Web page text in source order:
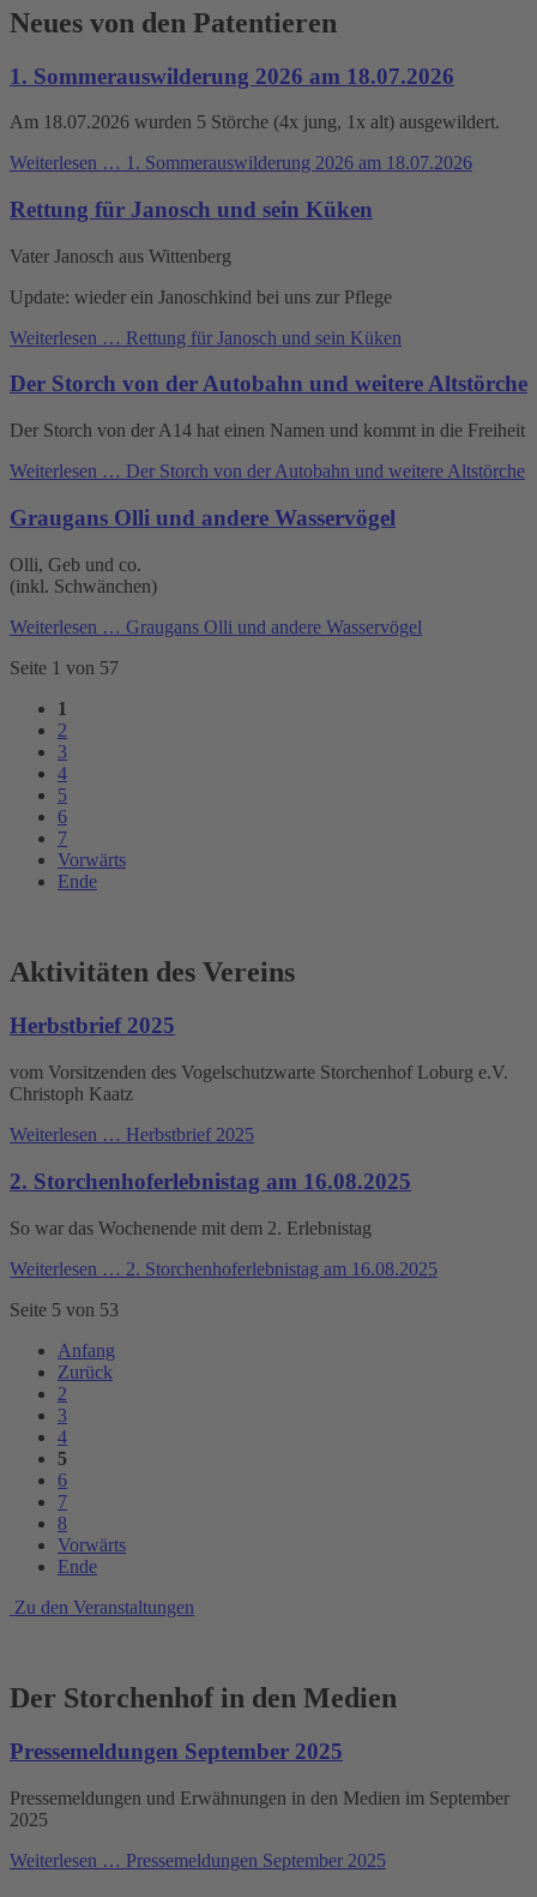
Neues von den Patentieren
1. Sommerauswilderung 2026 am 18.07.2026
Am 18.07.2026 wurden 5 Störche (4x jung, 1x alt) ausgewildert.
Weiterlesen … 1. Sommerauswilderung 2026 am 18.07.2026
Rettung für Janosch und sein Küken
Vater Janosch aus Wittenberg
Update: wieder ein Janoschkind bei uns zur Pflege
Weiterlesen … Rettung für Janosch und sein Küken
Der Storch von der Autobahn und weitere Altstörche
Der Storch von der A14 hat einen Namen und kommt in die Freiheit
Weiterlesen … Der Storch von der Autobahn und weitere Altstörche
Graugans Olli und andere Wasservögel
Olli, Geb und co.
(inkl. Schwänchen)
Weiterlesen … Graugans Olli und andere Wasservögel
Seite 1 von 57
1
2
3
4
5
6
7
Vorwärts
Ende
Aktivitäten des Vereins
Herbstbrief 2025
vom Vorsitzenden des Vogelschutzwarte Storchenhof Loburg e.V.
Christoph Kaatz
Weiterlesen … Herbstbrief 2025
2. Storchenhoferlebnistag am 16.08.2025
So war das Wochenende mit dem 2. Erlebnistag
Weiterlesen … 2. Storchenhoferlebnistag am 16.08.2025
Seite 5 von 53
Anfang
Zurück
2
3
4
5
6
7
8
Vorwärts
Ende
Zu den Veranstaltungen
Der Storchenhof in den Medien
Pressemeldungen September 2025
Pressemeldungen und Erwähnungen in den Medien im September
2025
Weiterlesen … Pressemeldungen September 2025